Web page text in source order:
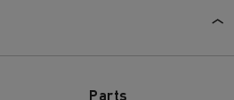
Parts